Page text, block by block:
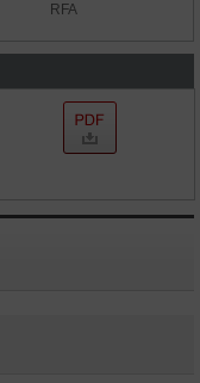
RFA